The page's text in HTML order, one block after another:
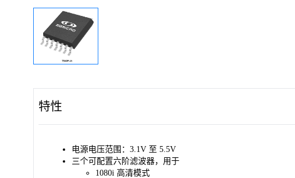
特性
电源电压范围：3.1V 至 5.5V
三个可配置六阶滤波器，用于
1080i 高清模式